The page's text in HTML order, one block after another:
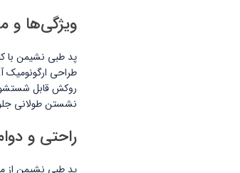
ویژگی‌ها و
پد طبی نشیمن با
طراحی ارگونومیک
روکش قابل شستشو
نشستن طولانی
راحتی و
پد طبی نشیمن از